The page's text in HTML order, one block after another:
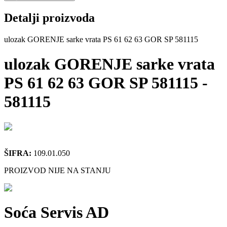
Detalji proizvoda
ulozak GORENJE sarke vrata PS 61 62 63 GOR SP 581115
ulozak GORENJE sarke vrata
PS 61 62 63 GOR SP 581115 -
581115
ŠIFRA: 109.01.050
PROIZVOD NIJE NA STANJU
Soća Servis AD